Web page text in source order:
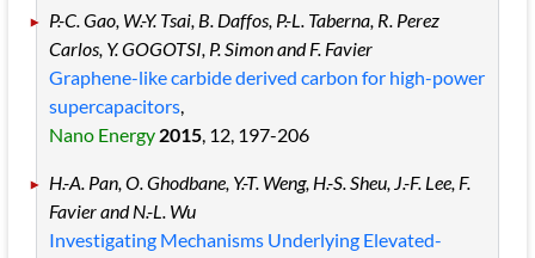
P.-C. Gao, W.-Y. Tsai, B. Daffos, P.-L. Taberna, R. Perez
Carlos, Y. GOGOTSI, P. Simon and F. Favier
Graphene-like carbide derived carbon for high-power
supercapacitors,
Nano Energy2015, 12, 197-206
H.-A. Pan, O. Ghodbane, Y.-T. Weng, H.-S. Sheu, J.-F. Lee, F.
Favier and N.-L. Wu
Investigating Mechanisms Underlying Elevated-